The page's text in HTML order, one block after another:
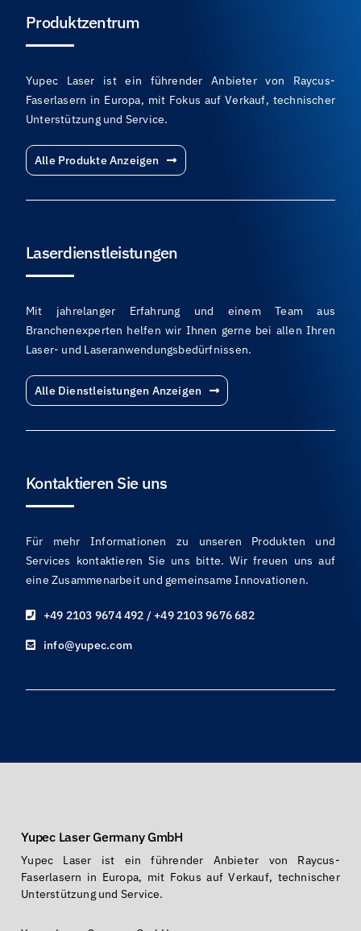
Produktzentrum
Yupec Laser ist ein führender Anbieter von Raycus-
Faserlasern in Europa, mit Fokus auf Verkauf, technischer
Unterstützung und Service.
Alle Produkte Anzeigen
Laserdienstleistungen
Mit jahrelanger Erfahrung und einem Team aus
Branchenexperten helfen wir Ihnen gerne bei allen Ihren
Laser- und Laseranwendungsbedürfnissen.
Alle Dienstleistungen Anzeigen
Kontaktieren Sie uns
Für mehr Informationen zu unseren Produkten und
Services kontaktieren Sie uns bitte. Wir freuen uns auf
eine Zusammenarbeit und gemeinsame Innovationen.
+49 2103 9674 492 / +49 2103 9676 682
info@yupec.com
Yupec Laser Germany GmbH
Yupec Laser ist ein führender Anbieter von Raycus-
Faserlasern in Europa, mit Fokus auf Verkauf, technischer
Unterstützung und Service.